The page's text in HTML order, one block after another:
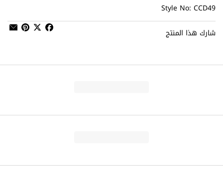
Style No: CCD49
شارك هذا المنتج